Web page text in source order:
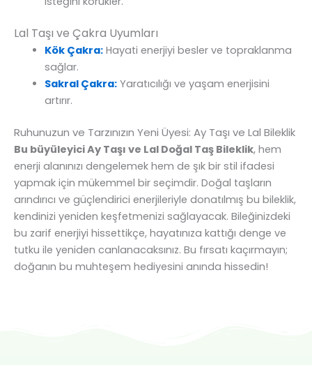
Lal Taşı ve Çakra Uyumları
Kök Çakra:Hayati enerjiyi besler ve topraklanma
sağlar.
Sakral Çakra:Yaratıcılığı ve yaşam enerjisini
artırır.
Ruhunuzun ve Tarzınızın Yeni Üyesi: Ay Taşı ve Lal Bileklik
Bu büyüleyici Ay Taşı ve Lal Doğal Taş Bileklik, hem
enerji alanınızı dengelemek hem de şık bir stil ifadesi
yapmak için mükemmel bir seçimdir. Doğal taşların
arındırıcı ve güçlendirici enerjileriyle donatılmış bu bileklik,
kendinizi yeniden keşfetmenizi sağlayacak. Bileğinizdeki
bu zarif enerjiyi hissettikçe, hayatınıza kattığı denge ve
tutku ile yeniden canlanacaksınız. Bu fırsatı kaçırmayın;
doğanın bu muhteşem hediyesini anında hissedin!